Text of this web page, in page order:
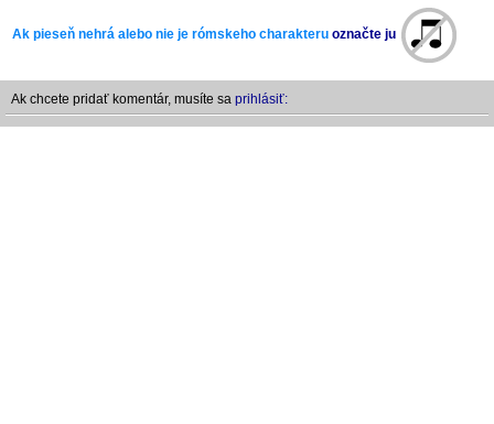
Ak pieseň nehrá alebo nie je rómskeho charakteru označte ju
Ak chcete pridať komentár, musíte sa prihlásiť: